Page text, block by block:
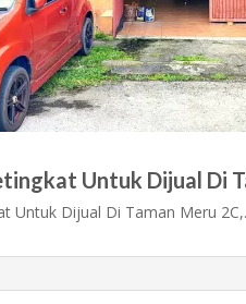
Untuk Dijual Di
Untuk Dijual Di Taman Meru